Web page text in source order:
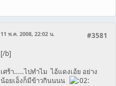
#3581
11 พ.ค. 2008, 22:02 น.
[/b]
เศร้า.....ไปทำไม ไอ้แดงเอ้ย อย่าง
น้อยเอ็งก็มีข้าวกินนนน